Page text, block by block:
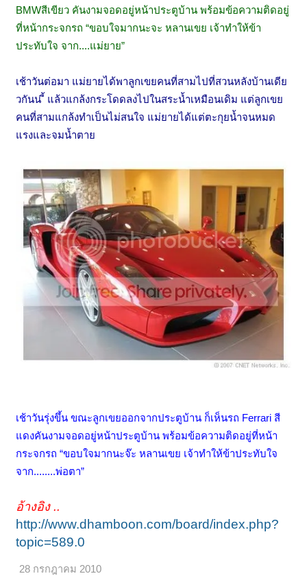
BMWสีเขียว คันงามจอดอยู่หน้าประตูบ้าน พร้อมข้อความติดอยู่
ที่หน้ากระจกรถ “ขอบใจมากนะจะ หลานเขย เจ้าทำให้ข้า
ประทับใจ จาก....แม่ยาย”
เช้าวันต่อมา แม่ยายได้พาลูกเขยคนที่สามไปที่สวนหลังบ้านเดีย
วกันน ี้ แล้วแกล้งกระโดดลงไปในสระน้ำเหมือนเดิม แต่ลูกเขย
คนที่สามแกล้งทำเป็นไม่สนใจ แม่ยายได้แต่ตะกุยน้ำจนหมด
แรงและจมน้ำตาย
เช้าวันรุ่งขึ้น ขณะลูกเขยออกจากประตูบ้าน ก็เห็นรถ Ferrari สี
แดงคันงามจอดอยู่หน้าประตูบ้าน พร้อมข้อความติดอยู่ที่หน้า
กระจกรถ “ขอบใจมากนะจ๊ะ หลานเขย เจ้าทำให้ข้าประทับใจ
จาก........พ่อตา”
อ้างอิง ..
http://www.dhamboon.com/board/index.php?
topic=589.0
28 กรกฎาคม 2010